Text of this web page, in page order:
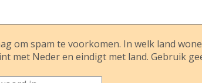
om spam te voorkomen. In welk land
met Neder en eindigt met land. Gebruik